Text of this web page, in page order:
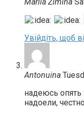
Увійдіть, щоб
Antonuina
надеюсь опять
надоели,